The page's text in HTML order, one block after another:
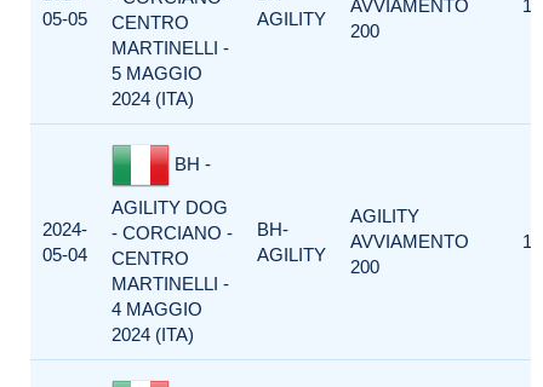
05-05
CENTRO
MARTINELLI -
5 MAGGIO
2024 (ITA)
AGILITY
AVVIAMENTO
200
1
2024-
05-04
BH -
AGILITY DOG
- CORCIANO -
CENTRO
MARTINELLI -
4 MAGGIO
2024 (ITA)
BH-
AGILITY
AGILITY
AVVIAMENTO
200
1